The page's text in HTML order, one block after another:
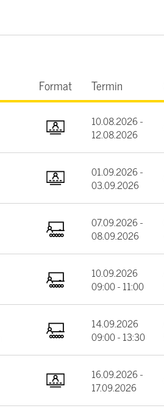
Format Termin
10.08.2026 -
12.08.2026
01.09.2026 -
03.09.2026
07.09.2026 -
08.09.2026
10.09.2026
09:00 - 11:00
14.09.2026
09:00 - 13:30
16.09.2026 -
17.09.2026